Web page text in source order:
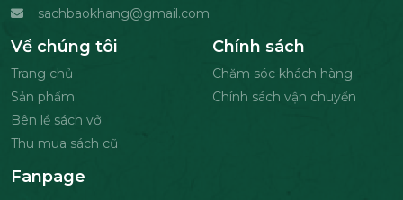
sachbaokhang@gmail.com
Về chúng tôi
Trang chủ
Sản phẩm
Bên lề sách vở
Thu mua sách cũ
Chính sách
Chăm sóc khách hàng
Chính sách vận chuyển
Fanpage